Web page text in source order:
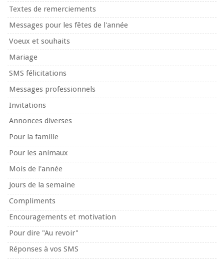
Textes de remerciements
Messages pour les fêtes de l'année
Voeux et souhaits
Mariage
SMS félicitations
Messages professionnels
Invitations
Annonces diverses
Pour la famille
Pour les animaux
Mois de l'année
Jours de la semaine
Compliments
Encouragements et motivation
Pour dire "Au revoir"
Réponses à vos SMS